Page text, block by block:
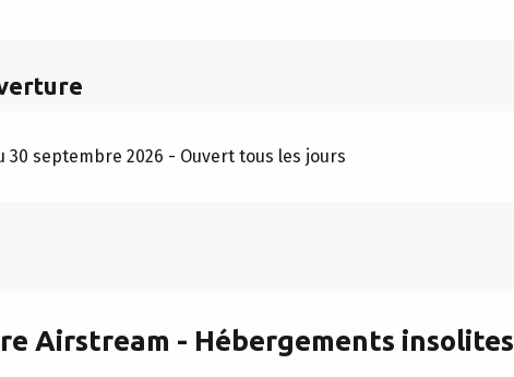
30 septembre 2026 - Ouvert tous les jours
Airstream - Hébergements insolites